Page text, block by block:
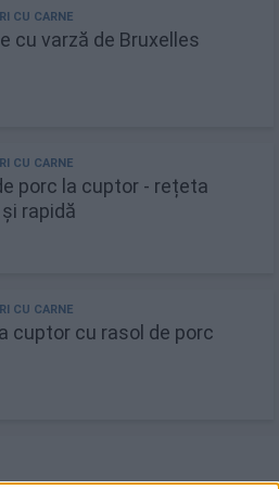
cu varză de Bruxelles
porc la cuptor - rețeta
rapidă
cuptor cu rasol de porc